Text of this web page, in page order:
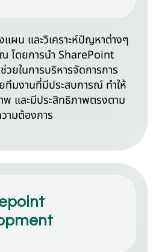
ผน และวิเคราะห์ปัญหาต่างๆ
โดยการนำ SharePoint
วยในการบริหารจัดการการ
มงานที่มีประสบการณ์ ทำให้
และมีประสิทธิภาพตรงตาม
ามต้องการ